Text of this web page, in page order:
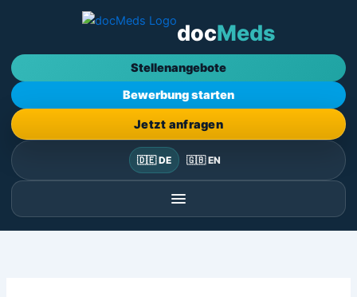
docMeds
Stellenangebote
Bewerbung starten
Jetzt anfragen
🇩🇪 DE 🇬🇧 EN